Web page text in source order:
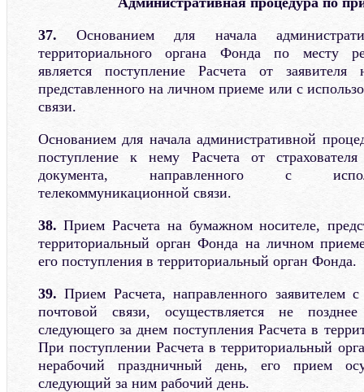
37. Основанием для начала
территориального органа Фонда по месту
является поступление Расчета от
представленного на личном приеме или с
связи.
Основанием для начала административной
поступление к нему Расчета от
документа, направленного с
телекоммуникационной связи.
38. Прием Расчета на бумажном носителе,
территориальный орган Фонда на личном
его поступления в территориальный орган Фонда.
39. Прием Расчета, направленного заявителем
почтовой связи, осуществляется не
следующего за днем поступления Расчета в
При поступлении Расчета в территориальный
нерабочий праздничный день, его прием
следующий за ним рабочий день.